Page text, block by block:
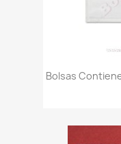
Bolsas